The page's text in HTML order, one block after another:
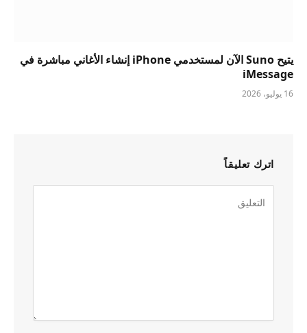
يتيح Suno الآن لمستخدمي iPhone إنشاء الأغاني مباشرة في
iMessage
16 يوليو، 2026
اترك تعليقاً